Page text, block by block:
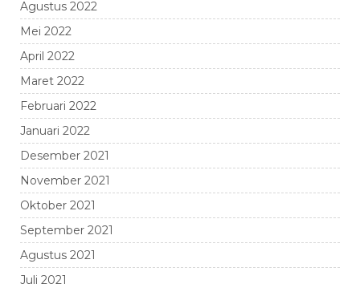
Agustus 2022
Mei 2022
April 2022
Maret 2022
Februari 2022
Januari 2022
Desember 2021
November 2021
Oktober 2021
September 2021
Agustus 2021
Juli 2021